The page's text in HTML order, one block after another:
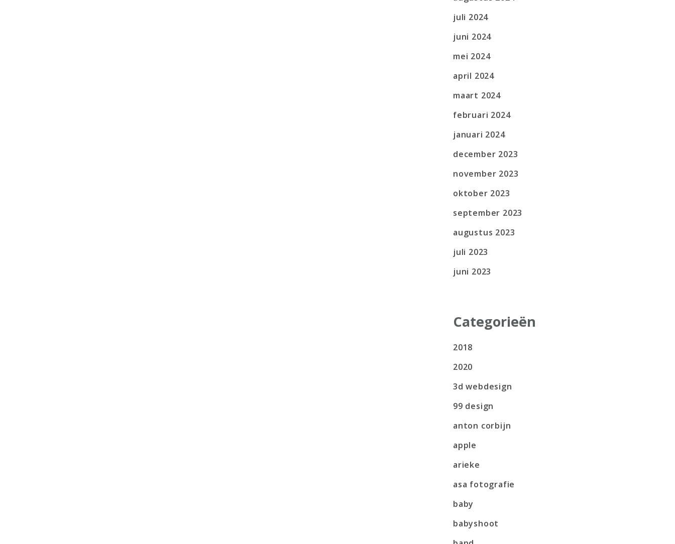
juli 2024
juni 2024
mei 2024
april 2024
maart 2024
februari 2024
januari 2024
december 2023
november 2023
oktober 2023
september 2023
augustus 2023
juli 2023
juni 2023
Categorieën
2018
2020
3d webdesign
99 design
anton corbijn
apple
arieke
asa fotografie
baby
babyshoot